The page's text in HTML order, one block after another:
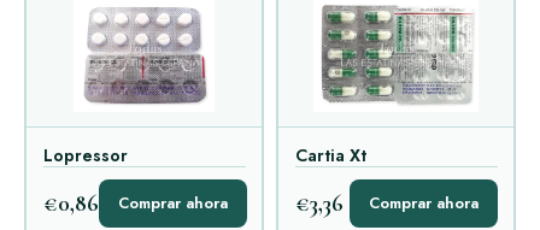
Lopressor
€0,86 Comprar ahora
Cartia Xt
€3,36 Comprar ahora